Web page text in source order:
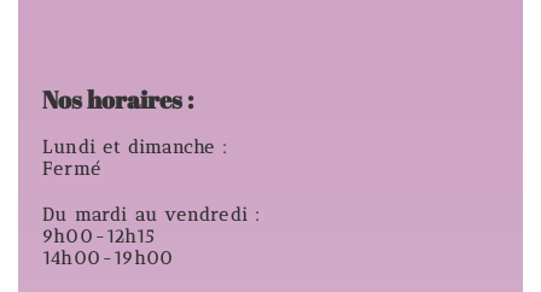
Nos horaires :
Lundi et dimanche :
Fermé
Du mardi au vendredi :
9h00-12h15
14h00-19h00